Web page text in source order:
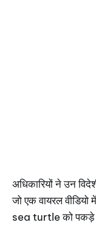
अधिकारियों ने उन
जो एक वायरल
sea turtle को पकड़े